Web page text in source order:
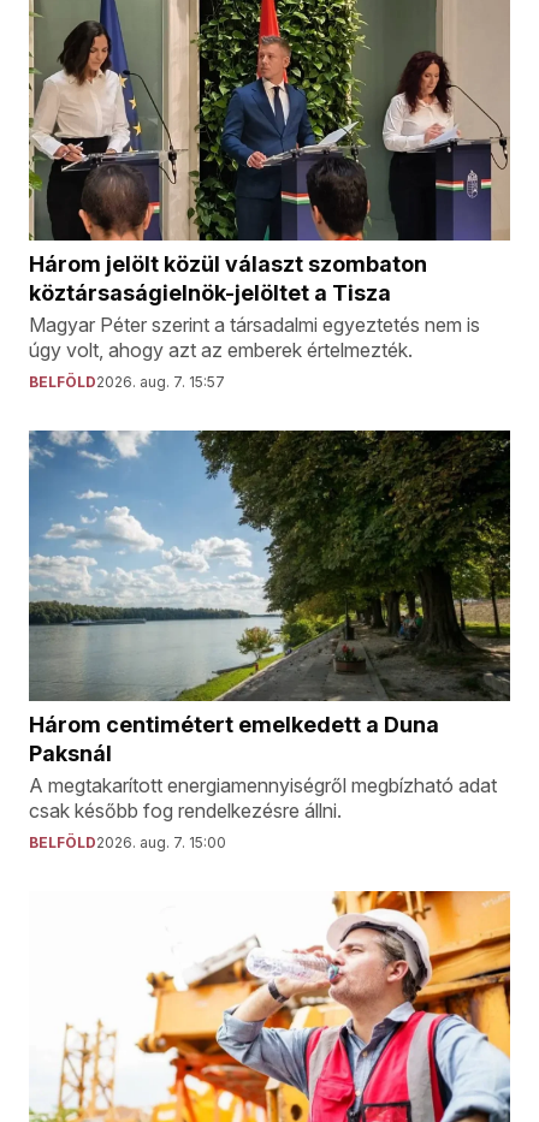
Három jelölt közül választ szombaton
köztársaságielnök-jelöltet a Tisza
Magyar Péter szerint a társadalmi egyeztetés nem is
úgy volt, ahogy azt az emberek értelmezték.
BELFÖLD2026. aug. 7. 15:57
Három centimétert emelkedett a Duna
Paksnál
A megtakarított energiamennyiségről megbízható adat
csak később fog rendelkezésre állni.
BELFÖLD2026. aug. 7. 15:00